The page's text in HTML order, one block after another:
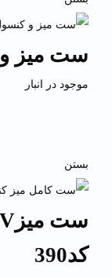
ست میز و
موجود در انبار
بستن
کد390